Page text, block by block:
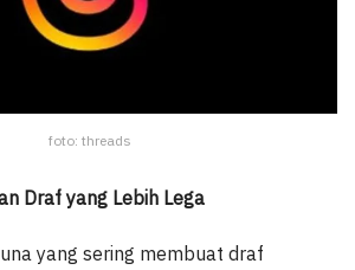
foto: threads
Draf yang Lebih Lega
yang sering membuat draf